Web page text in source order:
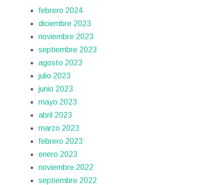
febrero 2024
diciembre 2023
noviembre 2023
septiembre 2023
agosto 2023
julio 2023
junio 2023
mayo 2023
abril 2023
marzo 2023
febrero 2023
enero 2023
noviembre 2022
septiembre 2022